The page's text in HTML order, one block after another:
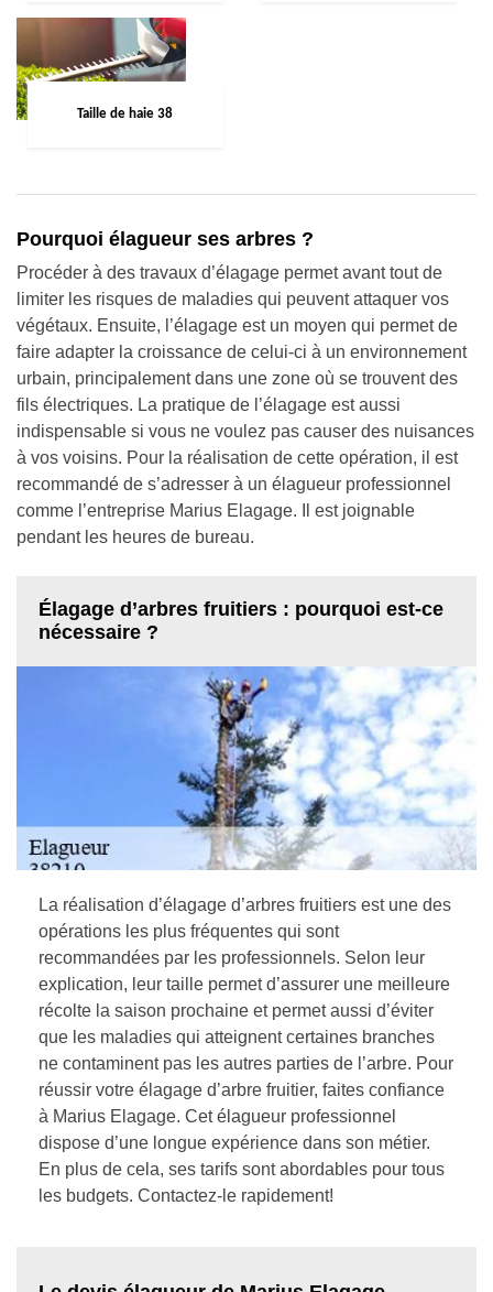
Taille de haie 38
Pourquoi élagueur ses arbres ?
Procéder à des travaux d’élagage permet avant tout de
limiter les risques de maladies qui peuvent attaquer vos
végétaux. Ensuite, l’élagage est un moyen qui permet de
faire adapter la croissance de celui-ci à un environnement
urbain, principalement dans une zone où se trouvent des
fils électriques. La pratique de l’élagage est aussi
indispensable si vous ne voulez pas causer des nuisances
à vos voisins. Pour la réalisation de cette opération, il est
recommandé de s’adresser à un élagueur professionnel
comme l’entreprise Marius Elagage. Il est joignable
pendant les heures de bureau.
Élagage d’arbres fruitiers : pourquoi est-ce
nécessaire ?
La réalisation d’élagage d’arbres fruitiers est une des
opérations les plus fréquentes qui sont
recommandées par les professionnels. Selon leur
explication, leur taille permet d’assurer une meilleure
récolte la saison prochaine et permet aussi d’éviter
que les maladies qui atteignent certaines branches
ne contaminent pas les autres parties de l’arbre. Pour
réussir votre élagage d’arbre fruitier, faites confiance
à Marius Elagage. Cet élagueur professionnel
dispose d’une longue expérience dans son métier.
En plus de cela, ses tarifs sont abordables pour tous
les budgets. Contactez-le rapidement!